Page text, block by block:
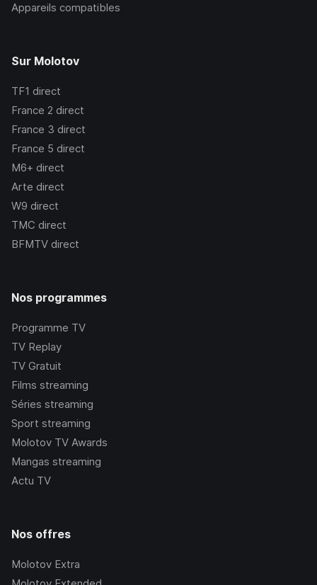
Appareils compatibles
Sur Molotov
TF1 direct
France 2 direct
France 3 direct
France 5 direct
M6+ direct
Arte direct
W9 direct
TMC direct
BFMTV direct
Nos programmes
Programme TV
TV Replay
TV Gratuit
Films streaming
Séries streaming
Sport streaming
Molotov TV Awards
Mangas streaming
Actu TV
Nos offres
Molotov Extra